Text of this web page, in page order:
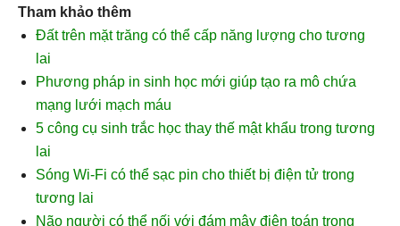
Tham khảo thêm
Đất trên mặt trăng có thể cấp năng lượng cho tương
lai
Phương pháp in sinh học mới giúp tạo ra mô chứa
mạng lưới mạch máu
5 công cụ sinh trắc học thay thế mật khẩu trong tương
lai
Sóng Wi-Fi có thể sạc pin cho thiết bị điện tử trong
tương lai
Não người có thể nối với đám mây điện toán trong